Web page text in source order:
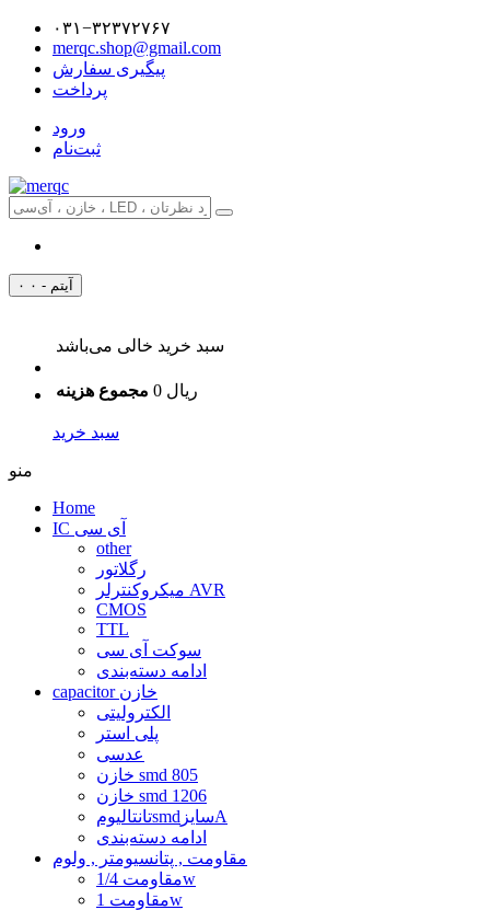
۰۳۱−۳۲۳۷۲۷۶۷
merqc.shop@gmail.com
پیگیری سفارش
پرداخت
ورود
ثبت‌نام
۰ آیتم - ۰
سبد خرید خالی می‌باشد
مجموع هزینه 0 ریال
سبد خرید
منو
Home
IC آی سی
other
رگلاتور
میکروکنترلر AVR
CMOS
TTL
سوکت آی سی
ادامه دسته‌بندی
capacitor خازن
الکترولیتی
پلی استر
عدسی
خازن smd 805
خازن smd 1206
تانتالیومsmdسایزA
ادامه دسته‌بندی
مقاومت , پتانسیومتر , ولوم
مقاومت 1/4w
مقاومت 1w